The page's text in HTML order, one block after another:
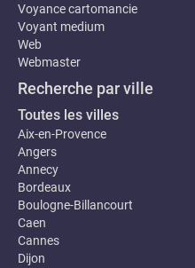
Voyance cartomancie
Voyant medium
Web
Webmaster
Recherche par ville
Toutes les villes
Aix-en-Provence
Angers
Annecy
Bordeaux
Boulogne-Billancourt
Caen
Cannes
Dijon